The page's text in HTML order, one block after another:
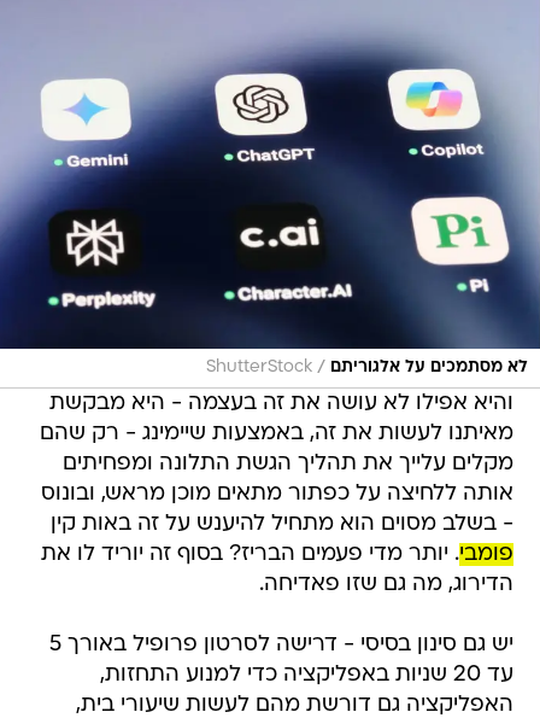
לא מסתמכים על אלגוריתם /
ShutterStock
והיא אפילו לא עושה את זה בעצמה - היא מבקשת
מאיתנו לעשות את זה, באמצעות שיימינג - רק שהם
מקלים עלייך את תהליך הגשת התלונה ומפחיתים
אותה ללחיצה על כפתור מתאים מוכן מראש, ובונוס
- בשלב מסוים הוא מתחיל להיענש על זה באות קין
פומבי. יותר מדי פעמים הבריז? בסוף זה יוריד לו את
הדירוג, מה גם שזו פאדיחה.
יש גם סינון בסיסי - דרישה לסרטון פרופיל באורך 5
עד 20 שניות באפליקציה כדי למנוע התחזות,
האפליקציה גם דורשת מהם לעשות שיעורי בית,